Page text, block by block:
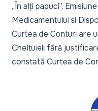
„În alți papuci”.
Medicamentului si
Curtea de Conturi are
Cheltuieli fără
constată Curtea de